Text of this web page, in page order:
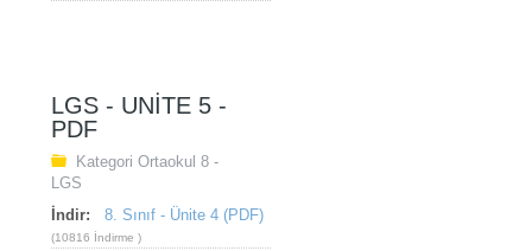
LGS - UNITE 5 -
PDF
Kategori Ortaokul 8 -
LGS
İndir:
8. Sınıf - Ünite 4 (PDF)
(10816 İndirme )